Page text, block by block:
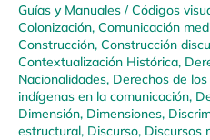
Guías y Manuales /Códigos
Colonización, Comunicación
Construcción, Construcción
Contextualización Histórica,
Nacionalidades, Derechos de
indígenas en la comunicación,
Dimensión, Dimensiones,
estructural, Discurso, Discursos